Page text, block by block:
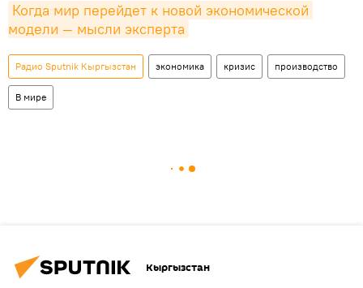
Когда мир перейдет к новой экономической
модели — мысли эксперта
Радио Sputnik Кыргызстан экономика кризис производство
В мире
Кыргызстан